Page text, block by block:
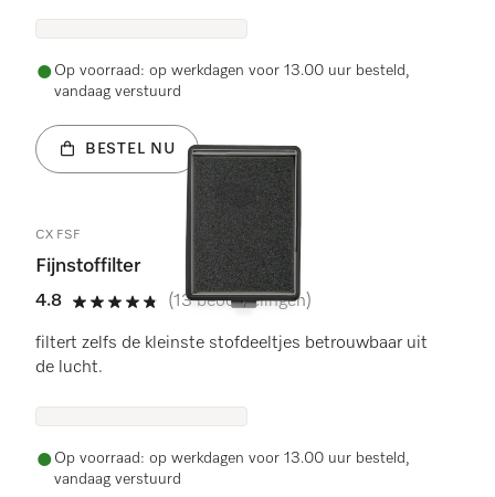
Op voorraad: op werkdagen voor 13.00 uur besteld,
vandaag verstuurd
BESTEL NU
CX FSF
Fijnstoffilter
4.8
4.8 sterren op 5
(13 beoordelingen)
filtert zelfs de kleinste stofdeeltjes betrouwbaar uit
de lucht.
Op voorraad: op werkdagen voor 13.00 uur besteld,
vandaag verstuurd